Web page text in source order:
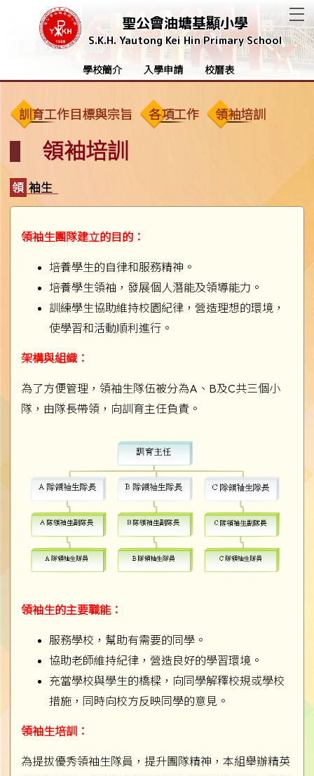
聖公會油塘基顯小學
S.K.H. Yautong Kei Hin Primary School
學校簡介 入學申請 校曆表
訓育工作目標與宗旨 各項工作 領袖培訓
領袖培訓
領袖生
領袖生團隊建立的目的：
培養學生的自律和服務精神。
培養學生領袖，發展個人潛能及領導能力。
訓練學生協助維持校園紀律，營造理想的環境，
使學習和活動順利進行。
架構與組織：
為了方便管理，領袖生隊伍被分為A、B及C共三個小
隊，由隊長帶領，向訓育主任負責。
領袖生的主要職能：
服務學校，幫助有需要的同學。
協助老師維持紀律，營造良好的學習環境。
充當學校與學生的橋樑，向同學解釋校規或學校
措施，同時向校方反映同學的意見。
領袖生培訓：
為提拔優秀領袖生隊員，提升團隊精神，本組舉辦精英